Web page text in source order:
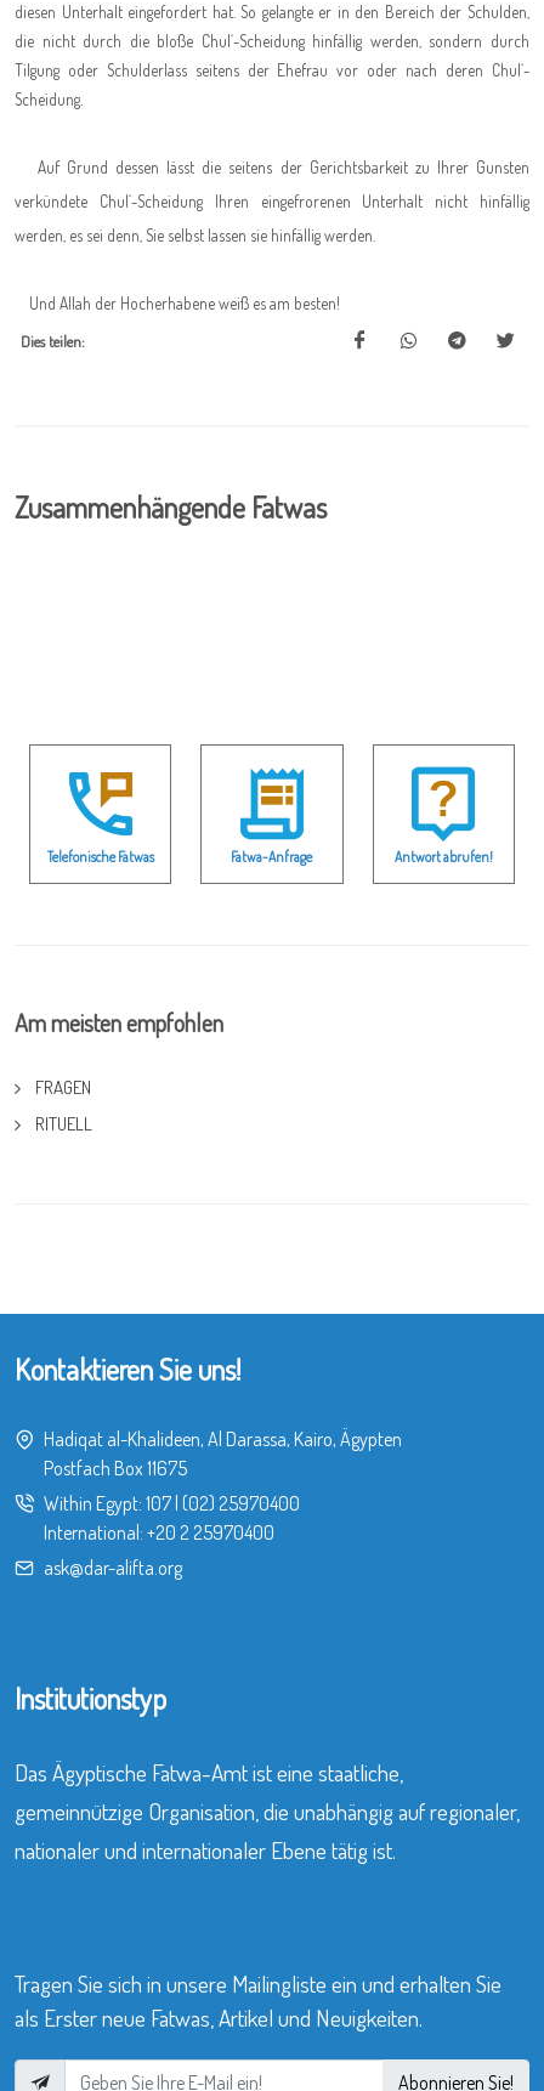
diesen Unterhalt eingefordert hat. So gelangte er in den Bereich der Schulden,
die nicht durch die bloße Chul´-Scheidung hinfällig werden, sondern durch
Tilgung oder Schulderlass seitens der Ehefrau vor oder nach deren Chul´-
Scheidung.
Auf Grund dessen lässt die seitens der Gerichtsbarkeit zu Ihrer Gunsten
verkündete Chul´-Scheidung Ihren eingefrorenen Unterhalt nicht hinfällig
werden, es sei denn, Sie selbst lassen sie hinfällig werden.
Und Allah der Hocherhabene weiß es am besten!
Dies teilen:
Zusammenhängende Fatwas
Telefonische Fatwas Fatwa-Anfrage Antwort abrufen!
Am meisten empfohlen
FRAGEN
RITUELL
Kontaktieren Sie uns!
Hadiqat al-Khalideen, Al Darassa, Kairo, Ägypten
Postfach Box 11675
Within Egypt: 107| (02) 25970400
International: +20 2 25970400
ask@dar-alifta.org
Institutionstyp
Das Ägyptische Fatwa-Amt ist eine staatliche,
gemeinnützige Organisation, die unabhängig auf regionaler,
nationaler und internationaler Ebene tätig ist.
Tragen Sie sich in unsere Mailingliste ein und erhalten Sie
als Erster neue Fatwas, Artikel und Neuigkeiten.
Abonnieren Sie!